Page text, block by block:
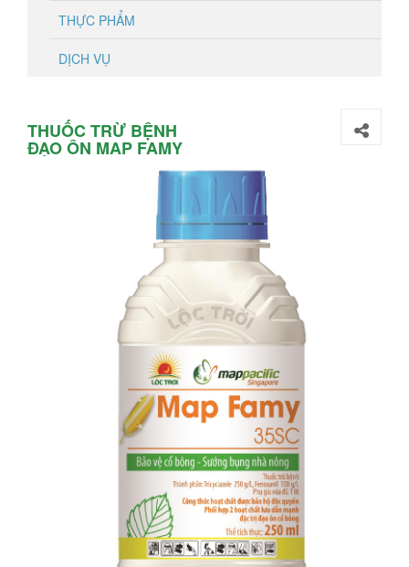
THỰC PHẨM
DỊCH VỤ
THUỐC TRỪ BỆNH
ĐẠO ÔN MAP FAMY